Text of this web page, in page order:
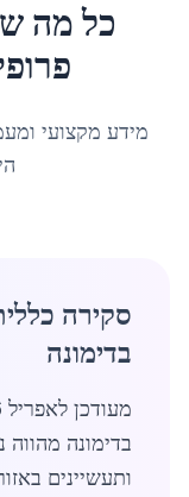
כל מה
מידע מקצועי
סקירה
בדימונה
בדימונה מהווה
ותעשיינים